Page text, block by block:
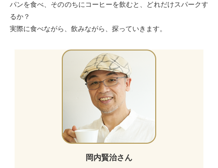
パンを食べ、そののちにコーヒーを飲むと、どれだけスパークす
るか？
実際に食べながら、飲みながら、探っていきます。
岡内賢治さん